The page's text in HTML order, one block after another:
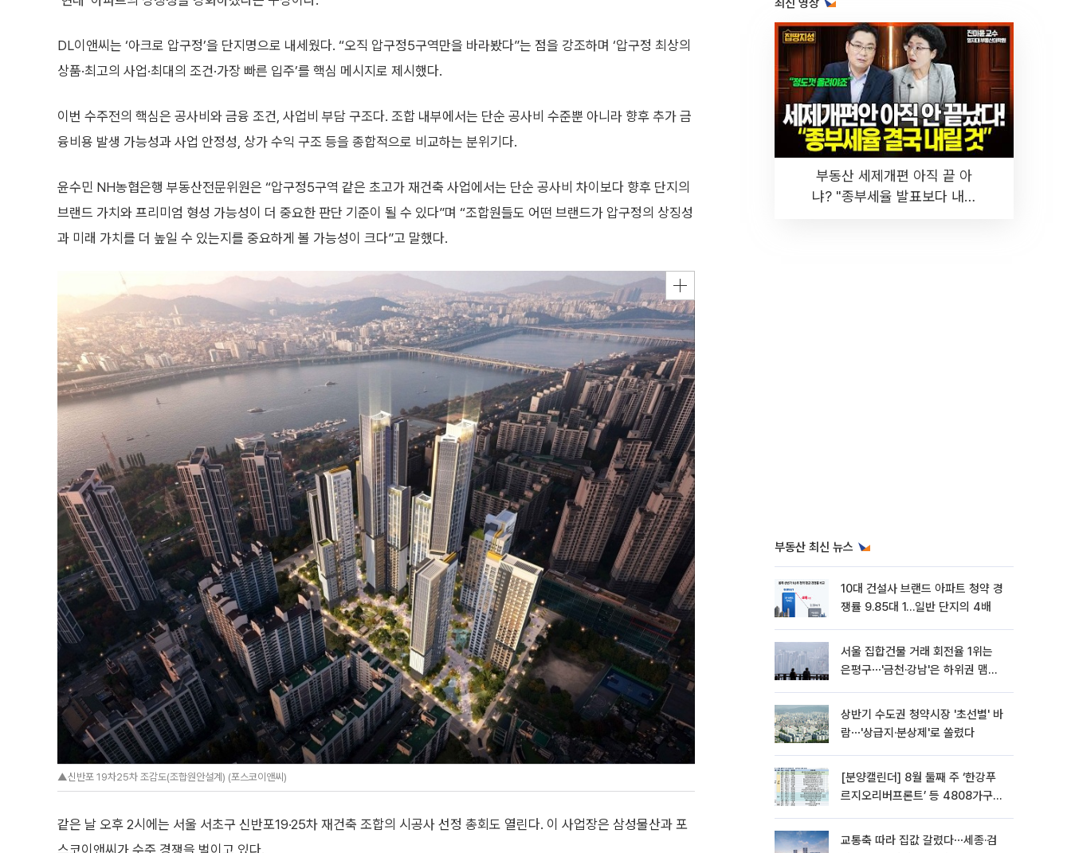
DL이앤씨는 ‘아크로 압구정’을 단지명으로 내세웠다. “오직 압구정5구역만을 바라봤다”는 점을 강조하며 ‘압구정 최상의
상품·최고의 사업·최대의 조건·가장 빠른 입주’를 핵심 메시지로 제시했다.
이번 수주전의 핵심은 공사비와 금융 조건, 사업비 부담 구조다. 조합 내부에서는 단순 공사비 수준뿐 아니라 향후 추가 금
융비용 발생 가능성과 사업 안정성, 상가 수익 구조 등을 종합적으로 비교하는 분위기다.
윤수민 NH농협은행 부동산전문위원은 “압구정5구역 같은 초고가 재건축 사업에서는 단순 공사비 차이보다 향후 단지의
브랜드 가치와 프리미엄 형성 가능성이 더 중요한 판단 기준이 될 수 있다”며 “조합원들도 어떤 브랜드가 압구정의 상징성
과 미래 가치를 더 높일 수 있는지를 중요하게 볼 가능성이 크다”고 말했다.
▲신반포 19차25차 조감도(조합원안설계) (포스코이앤씨)
같은 날 오후 2시에는 서울 서초구 신반포19·25차 재건축 조합의 시공사 선정 총회도 열린다. 이 사업장은 삼성물산과 포
스코이앤씨가 수주 경쟁을 벌이고 있다.
최신 영상
부동산 세제개편 아직 끝 아
냐? "종부세율 발표보다 내릴
부동산 최신 뉴스
10대 건설사 브랜드 아파트 청약 경
쟁률 9.85대 1…일반 단지의 4배
서울 집합건물 거래 회전율 1위는
은평구⋯'금천·강남'은 하위권 맴돌
상반기 수도권 청약시장 '초선별' 바
람⋯'상급지·분상제'로 쏠렸다
[분양캘린더] 8월 둘째 주 ‘한강푸
르지오리버프론트’ 등 4808가구
교통축 따라 집값 갈렸다⋯세종·검